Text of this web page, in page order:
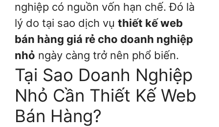
nghiệp có nguồn vốn hạn chế. Đó là
lý do tại sao dịch vụ thiết kế web
bán hàng giá rẻ cho doanh nghiệp
nhỏ ngày càng trở nên phổ biến.
Tại Sao Doanh Nghiệp
Nhỏ Cần Thiết Kế Web
Bán Hàng?